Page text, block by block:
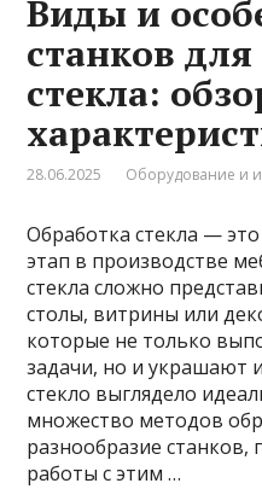
Виды и
станков
стекла:
28.06.2025 Оборудование и
Обработка стекла —
этап в производстве
стекла сложно
столы, витрины или
которые не только
задачи, но и украшают
стекло выглядело
множество методов
разнообразие станков,
работы с этим …